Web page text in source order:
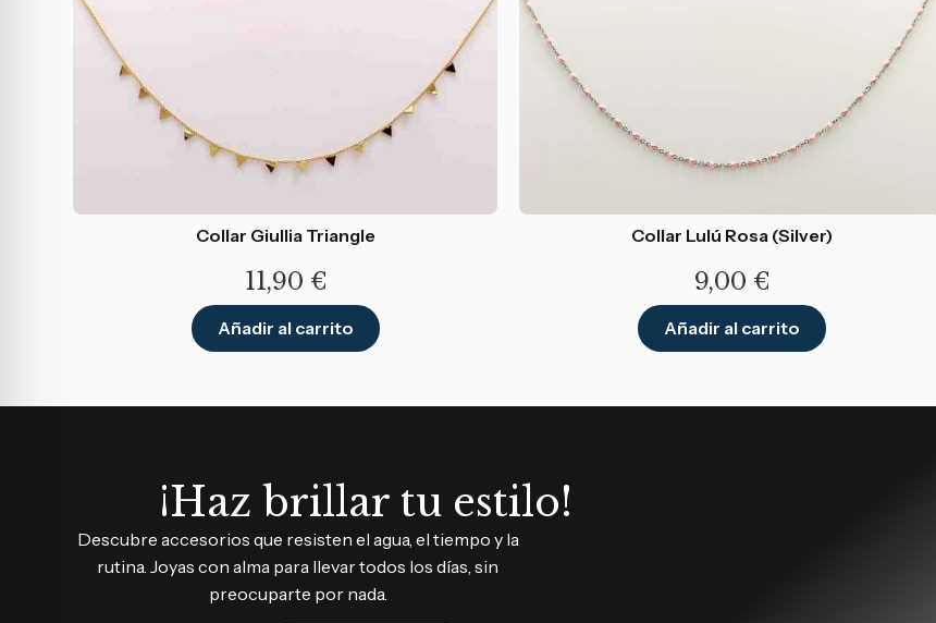
Collar Giullia Triangle
11,90 €
Añadir al carrito
Collar Lulú Rosa (Silver)
9,00 €
Añadir al carrito
¡Haz brillar tu estilo!
Descubre accesorios que resisten el agua, el tiempo y la
rutina. Joyas con alma para llevar todos los días, sin
preocuparte por nada.